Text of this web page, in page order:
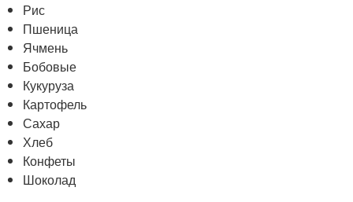
Рис
Пшеница
Ячмень
Бобовые
Кукуруза
Картофель
Сахар
Хлеб
Конфеты
Шоколад